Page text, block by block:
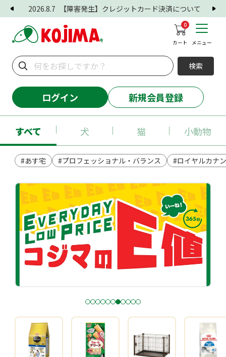
2026.8.7 【障害発生】クレジットカード決済について
0
カート メニュー
検索
ログイン 新規会員登録
すべて 犬 猫 小動物
#あす宅 #プロフェッショナル・バランス #ロイヤルカナン
1234567891
0
1
1